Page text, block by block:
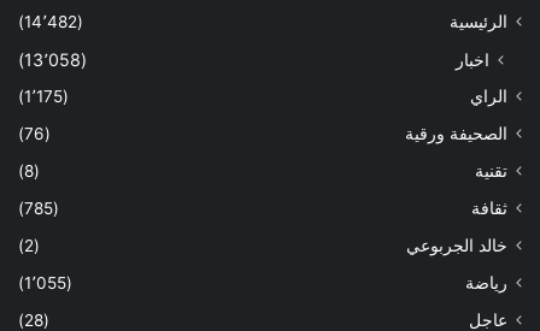
الرئيسية
(14٬482)
اخبار (13٬058)
الراي
(1٬175)
الصحيفة ورقية
(76)
تقنية
(8)
ثقافة
(785)
خالد الجربوعي
(2)
رياضة
(1٬055)
عاجل
(28)